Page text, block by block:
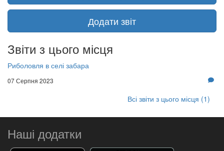
Додати звіт
Звіти з цього місця
Риболовля в селі забара
07 Серпня 2023
Всі звіти з цього місця (1)
Наші додатки